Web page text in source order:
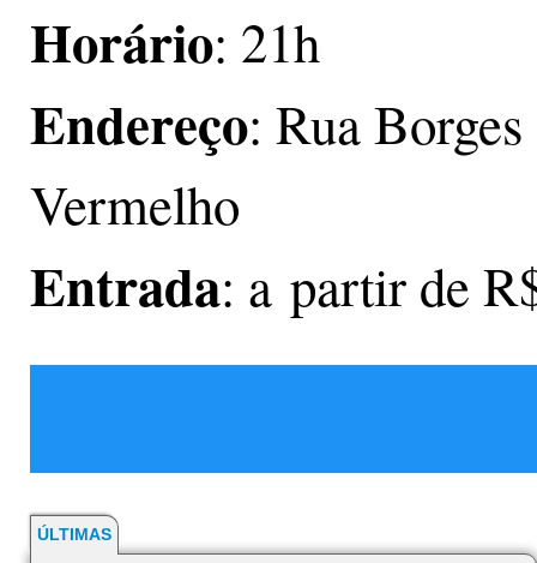
Horário: 21h
Endereço: Rua
Vermelho
Entrada: a partir de
ÚLTIMAS